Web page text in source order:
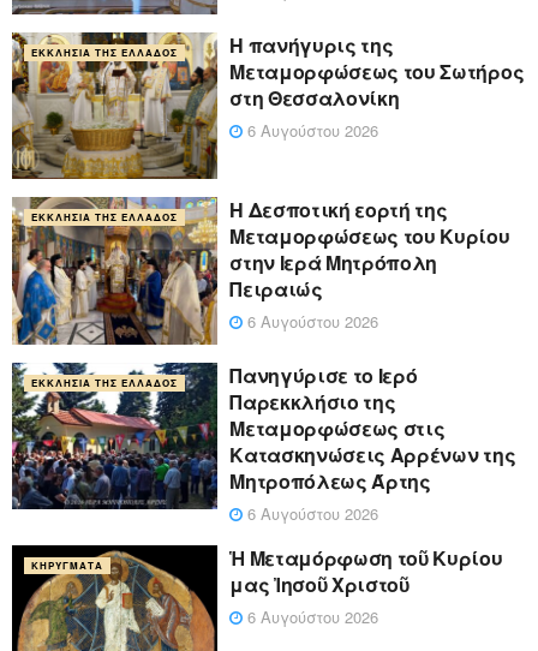
ΕΚΚΛΗΣΊΑ ΤΗΣ ΕΛΛΆΔΟΣ
Η πανήγυρις της
Μεταμορφώσεως του Σωτήρος
στη Θεσσαλονίκη
6 Αυγούστου 2026
ΕΚΚΛΗΣΊΑ ΤΗΣ ΕΛΛΆΔΟΣ
Η Δεσποτική εορτή της
Μεταμορφώσεως του Κυρίου
στην Ιερά Μητρόπολη
Πειραιώς
6 Αυγούστου 2026
ΕΚΚΛΗΣΊΑ ΤΗΣ ΕΛΛΆΔΟΣ
Πανηγύρισε το Ιερό
Παρεκκλήσιο της
Μεταμορφώσεως στις
Κατασκηνώσεις Αρρένων της
Μητροπόλεως Άρτης
6 Αυγούστου 2026
ΚΗΡΎΓΜΑΤΑ
Ἡ Μεταμόρφωση τοῦ Κυρίου
μας Ἰησοῦ Χριστοῦ
6 Αυγούστου 2026